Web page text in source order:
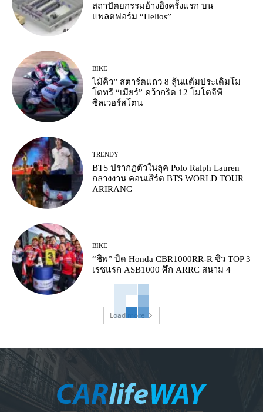
สถาปัตยกรรมอ้างอิงครั้งแรก บน
แพลตฟอร์ม “Helios”
BIKE
ไม้คิว” สตาร์ตแถว 8 ลุ้นแต้มประเดิมโม
โตทรี “เมียร์” คว้ากริด 12 โมโตจีพี
ซิลเวอร์สโตน
TRENDY
BTS ปรากฏตัวในลุค Polo Ralph Lauren
กลางงาน คอนเสิร์ต BTS WORLD TOUR
ARIRANG
BIKE
“ชิพ” บิด Honda CBR1000RR-R ซิว TOP 3
เรซแรก ASB1000 ศึก ARRC สนาม 4
Load more